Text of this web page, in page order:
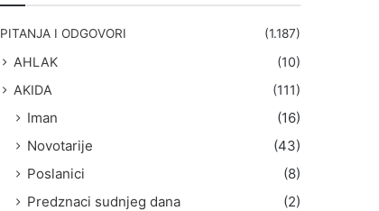
PITANJA I ODGOVORI (1.187)
AHLAK
(10)
AKIDA
(111)
Iman
(16)
Novotarije
(43)
Poslanici
(8)
Predznaci sudnjeg dana
(2)